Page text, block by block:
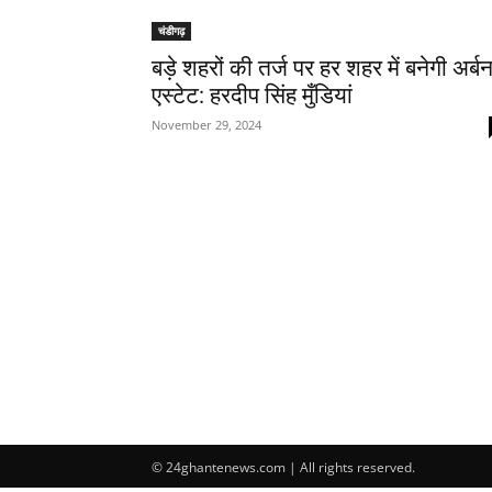
चंडीगढ़
बड़े शहरों की तर्ज पर हर शहर में बनेगी अर्बन
एस्टेट: हरदीप सिंह मुँडियां
November 29, 2024
© 24ghantenews.com | All rights reserved.